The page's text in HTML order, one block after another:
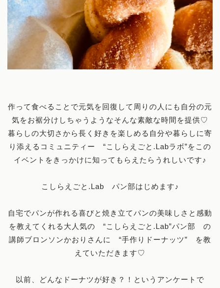
作って食べることで元気を回復して周りの人にも自分の元
気をお裾分けしちゃうようなそんな素敵な時間を提供♡
暮らしの大切さから長く好きを楽しめる自分や暮らしに寄
り添えるコミュニティー “こしらえごと.Labラボ”をこの
イベントをきっかけに知ってもらえたらうれしいです♪
こしらえごと.Lab パン部はじめます♪
自宅でパンが作れる喜びと焼き立てパンの美味しさと感動
を教えてくれる大人気の “こしらえごと.Lab”パン部 の
講師ブロンソンかおりさんに “手作りドーナッツ” を教
えていただきます♡
以前、どんなドーナツが好き？！というアンケートで